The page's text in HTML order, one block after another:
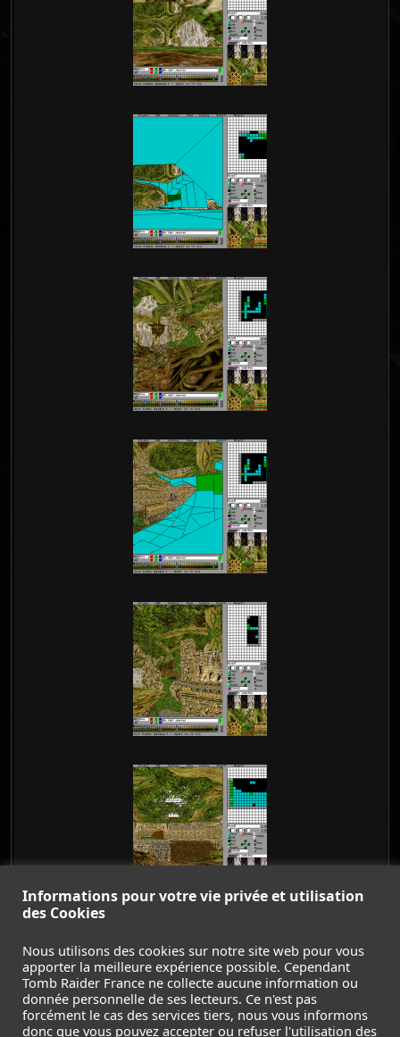
Informations pour votre vie privée et utilisation
des Cookies
Nous utilisons des cookies sur notre site web pour vous
apporter la meilleure expérience possible. Cependant
Tomb Raider France ne collecte aucune information ou
donnée personnelle de ses lecteurs. Ce n'est pas
forcément le cas des services tiers, nous vous informons
donc que vous pouvez accepter ou refuser l'utilisation des